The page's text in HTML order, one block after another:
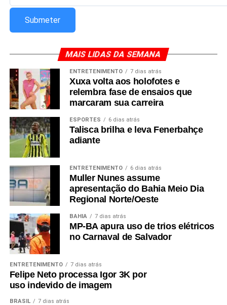
MAIS LIDAS DA SEMANA
ENTRETENIMENTO 7 dias atrás
Xuxa volta aos holofotes e
relembra fase de ensaios que
marcaram sua carreira
ESPORTES 6 dias atrás
Talisca brilha e leva Fenerbahçe
adiante
ENTRETENIMENTO 6 dias atrás
Muller Nunes assume
apresentação do Bahia Meio Dia
Regional Norte/Oeste
BAHIA 7 dias atrás
MP-BA apura uso de trios elétricos
no Carnaval de Salvador
ENTRETENIMENTO 7 dias atrás
Felipe Neto processa Igor 3K por
uso indevido de imagem
BRASIL 7 dias atrás